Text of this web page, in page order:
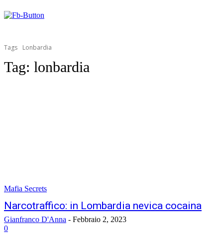
Tags Lonbardia
Tag: lonbardia
Mafia Secrets
Narcotraffico: in Lombardia nevica cocaina
Gianfranco D'Anna - Febbraio 2, 2023
0